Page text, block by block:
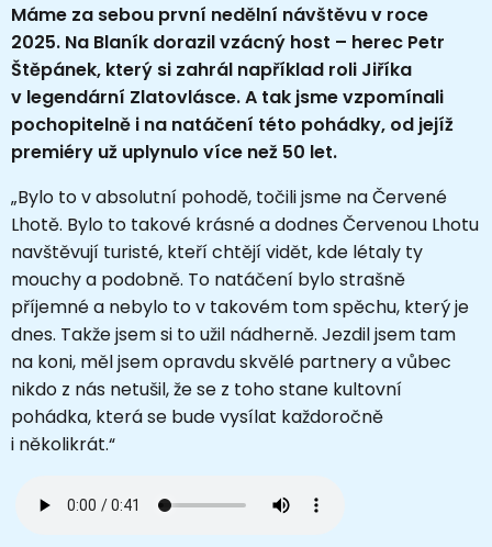
Máme za sebou první nedělní návštěvu v roce
2025. Na Blaník dorazil vzácný host – herec Petr
Štěpánek, který si zahrál například roli Jiříka
v legendární Zlatovlásce. A tak jsme vzpomínali
pochopitelně i na natáčení této pohádky, od jejíž
premiéry už uplynulo více než 50 let.
„Bylo to v absolutní pohodě, točili jsme na Červené
Lhotě. Bylo to takové krásné a dodnes Červenou Lhotu
navštěvují turisté, kteří chtějí vidět, kde létaly ty
mouchy a podobně. To natáčení bylo strašně
příjemné a nebylo to v takovém tom spěchu, který je
dnes. Takže jsem si to užil nádherně. Jezdil jsem tam
na koni, měl jsem opravdu skvělé partnery a vůbec
nikdo z nás netušil, že se z toho stane kultovní
pohádka, která se bude vysílat každoročně
i několikrát.“